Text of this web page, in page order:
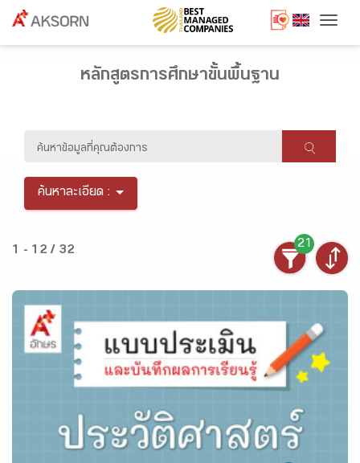
หลักสูตรการศึกษาขั้นพื้นฐาน
ค้นหาละเอียด :
1 - 12 / 32
21